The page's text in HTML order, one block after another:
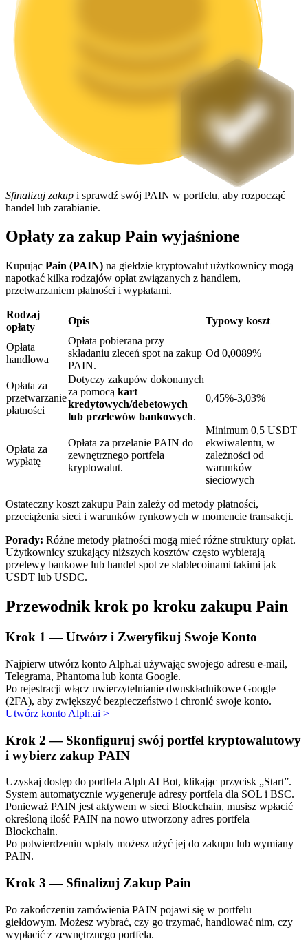
Wysokie zyski i natychmiastowy dostęp
Launchpool
Elastyczne stawianie zakładów, aby zarabiać na popularnych
tokenach
Blokady BTR
Ekskluzywne inwestycje dla posiadaczy BTR
Pożyczki
Usługa pożyczek wspieranych kryptowalutami
Automatyczna inwestycja
Zdobądź długoterminowy zysk i elastyczne zainteresowania
Naucz się stakingu
Dowiedz się, jak uzyskać dochód pasywny
Bitrue
AI
Sfinalizuj zakup i sprawdź swój PAIN w portfelu, aby rozpocząć
handel lub zarabianie.
Opłaty za zakup Pain wyjaśnione
Kupując Pain (PAIN) na giełdzie kryptowalut użytkownicy mogą
napotkać kilka rodzajów opłat związanych z handlem,
przetwarzaniem płatności i wypłatami.
Rodzaj
opłaty
Opis Typowy koszt
Opłata
handlowa
Opłata pobierana przy
składaniu zleceń spot na zakup
PAIN.
Od 0,0089%
Opłata za
przetwarzanie
płatności
Dotyczy zakupów dokonanych
za pomocą kart
kredytowych/debetowych
lub przelewów bankowych.
0,45%-3,03%
Opłata za
wypłatę
Opłata za przelanie PAIN do
zewnętrznego portfela
kryptowalut.
Minimum 0,5 USDT
ekwiwalentu, w
zależności od
warunków
sieciowych
Ostateczny koszt zakupu Pain zależy od metody płatności,
przeciążenia sieci i warunków rynkowych w momencie transakcji.
Porady: Różne metody płatności mogą mieć różne struktury opłat.
Użytkownicy szukający niższych kosztów często wybierają
przelewy bankowe lub handel spot ze stablecoinami takimi jak
USDT lub USDC.
Przewodnik krok po kroku zakupu Pain
Krok 1 —Utwórz i Zweryfikuj Swoje Konto
Najpierw utwórz konto Alph.ai używając swojego adresu e-mail,
Telegrama, Phantoma lub konta Google.
Po rejestracji włącz uwierzytelnianie dwuskładnikowe Google
(2FA), aby zwiększyć bezpieczeństwo i chronić swoje konto.
Utwórz konto Alph.ai >
Krok 2 — Skonfiguruj swój portfel kryptowalutowy
i wybierz zakup PAIN
Uzyskaj dostęp do portfela Alph AI Bot, klikając przycisk „Start”.
System automatycznie wygeneruje adresy portfela dla SOL i BSC.
Ponieważ PAIN jest aktywem w sieci Blockchain, musisz wpłacić
określoną ilość PAIN na nowo utworzony adres portfela
Blockchain.
Po potwierdzeniu wpłaty możesz użyć jej do zakupu lub wymiany
PAIN.
Krok 3 — Sfinalizuj Zakup Pain
Po zakończeniu zamówienia PAIN pojawi się w portfelu
giełdowym. Możesz wybrać, czy go trzymać, handlować nim, czy
wypłacić z zewnętrznego portfela.